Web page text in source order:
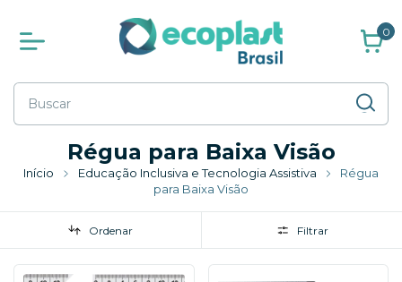
0
Régua para Baixa Visão
Início Educação Inclusiva e Tecnologia Assistiva
Régua
para Baixa Visão
Ordenar Filtrar